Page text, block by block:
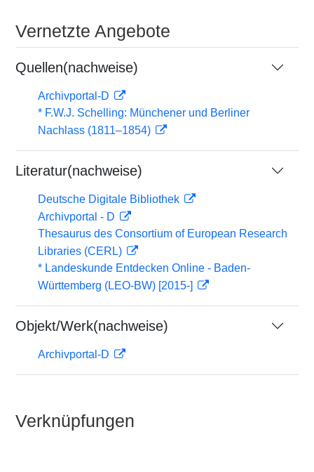
Vernetzte Angebote
Quellen(nachweise)
Archivportal-D
* F.W.J. Schelling: Münchener und Berliner
Nachlass (1811–1854)
Literatur(nachweise)
Deutsche Digitale Bibliothek
Archivportal - D
Thesaurus des Consortium of European Research
Libraries (CERL)
* Landeskunde Entdecken Online - Baden-
Württemberg (LEO-BW) [2015-]
Objekt/Werk(nachweise)
Archivportal-D
Verknüpfungen